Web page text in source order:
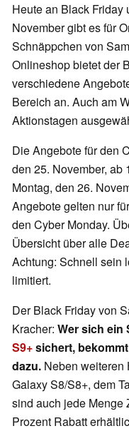
Heute an Black Friday
November gibt es für
Schnäppchen von
Onlineshop bietet der
verschiedene
Bereich an. Auch am
Aktionstagen
Die Angebote für den
den 25. November,
Montag, den 26.
Angebote gelten nur
den Cyber Monday.
Übersicht über alle
Achtung: Schnell sein
limitiert.
Der Black Friday von
Kracher: Wer sich ein
S9+sichert,
dazu. Neben weiteren
Galaxy S8/S8+, dem
sind auch jede Menge
Prozent Rabatt